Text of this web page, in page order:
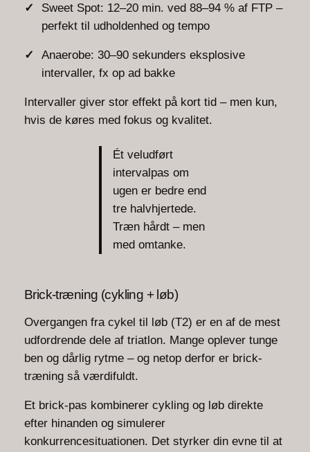
Sweet Spot: 12–20 min. ved 88–94 % af FTP –
perfekt til udholdenhed og tempo
Anaerobe: 30–90 sekunders eksplosive
intervaller, fx op ad bakke
Intervaller giver stor effekt på kort tid – men kun,
hvis de køres med fokus og kvalitet.
Ét veludført
intervalpas om
ugen er bedre end
tre halvhjertede.
Træn hårdt – men
med omtanke.
Brick-træning (cykling + løb)
Overgangen fra cykel til løb (T2) er en af de mest
udfordrende dele af triatlon. Mange oplever tunge
ben og dårlig rytme – og netop derfor er brick-
træning så værdifuldt.
Et brick-pas kombinerer cykling og løb direkte
efter hinanden og simulerer
konkurrencesituationen. Det styrker din evne til at